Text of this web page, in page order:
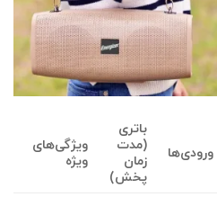
ورودی‌ها
باتری
(مدت
زمان
پخش)
ویژگی‌های
ویژه